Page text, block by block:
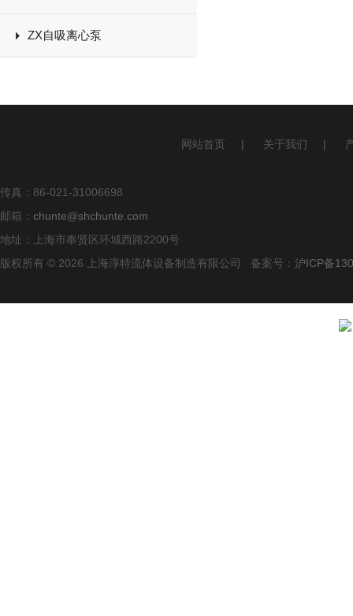
ZX自吸离心泵
网站首页 | 关于我们 |
传真：86-021-31006698
邮箱： chunte@shchunte.com
地址：上海市奉贤区环城西路2200号
版权所有 © 2026 上海淳特流体设备制造有限公司 备案号： 沪ICP备